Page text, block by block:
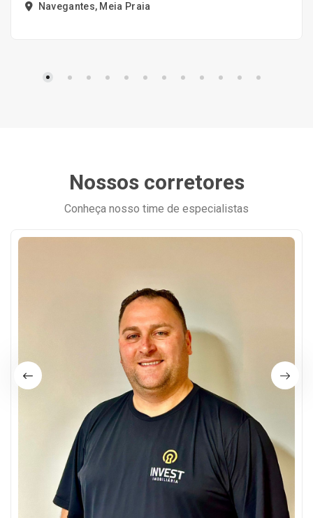
Navegantes, Meia Praia
Nossos corretores
Conheça nosso time de especialistas